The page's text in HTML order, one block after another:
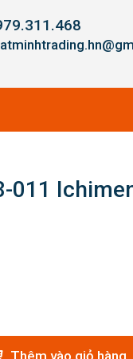
011
Thêm vào giỏ hàng